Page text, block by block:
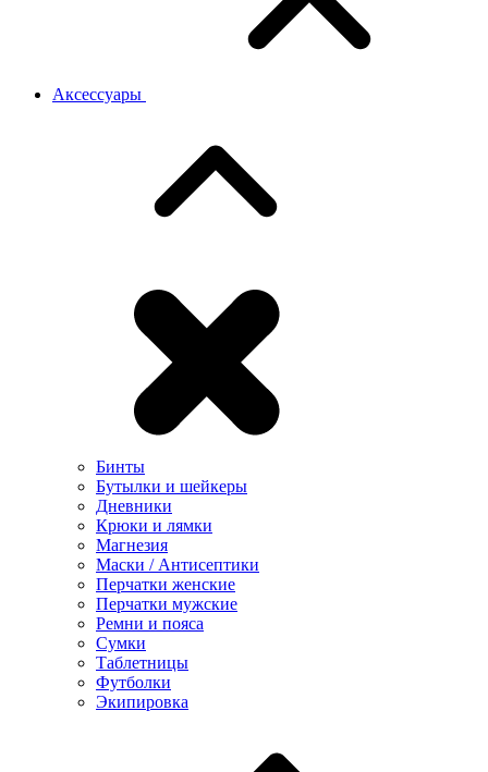
Аксессуары
Бинты
Бутылки и шейкеры
Дневники
Крюки и лямки
Магнезия
Маски / Антисептики
Перчатки женские
Перчатки мужские
Ремни и пояса
Сумки
Таблетницы
Футболки
Экипировка